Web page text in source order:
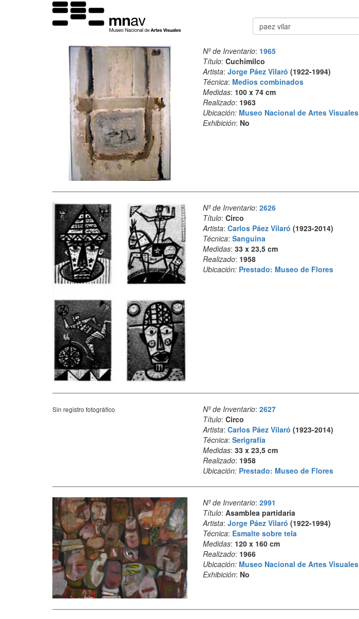
Buscar
Nº de Inventario: 1965
Título: Cuchimilco
Artista: Jorge Páez Vilaró (1922-1994)
Técnica: Medios combinados
Medidas: 100 x 74 cm
Realizado: 1963
Ubicación: Museo Nacional de Artes Visuales
Exhibición: No
Nº de Inventario: 2626
Título: Circo
Artista: Carlos Páez Vilaró (1923-2014)
Técnica: Sanguina
Medidas: 33 x 23,5 cm
Realizado: 1958
Ubicación: Prestado: Museo de Flores
Sin registro fotográfico Nº de Inventario: 2627
Título: Circo
Artista: Carlos Páez Vilaró (1923-2014)
Técnica: Serigrafía
Medidas: 33 x 23,5 cm
Realizado: 1958
Ubicación: Prestado: Museo de Flores
Nº de Inventario: 2991
Título: Asamblea partidaria
Artista: Jorge Páez Vilaró (1922-1994)
Técnica: Esmalte sobre tela
Medidas: 120 x 160 cm
Realizado: 1966
Ubicación: Museo Nacional de Artes Visuales
Exhibición: No